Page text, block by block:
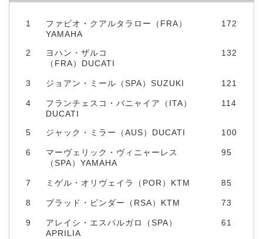
1
ファビオ・クアルタラロー（FRA）
YAMAHA
172
2
ヨハン・ザルコ
（FRA）DUCATI
132
3 ジョアン・ミール（SPA）SUZUKI 121
4
フランチェスコ・バニャイア（ITA）
DUCATI
114
5 ジャック・ミラー（AUS）DUCATI 100
6
マーヴェリック・ヴィニャーレス
（SPA）YAMAHA
95
7 ミゲル・オリヴェイラ（POR）KTM 85
8 ブラッド・ビンダー（RSA）KTM 73
9
アレイシ・エスパルガロ（SPA）
APRILIA
61